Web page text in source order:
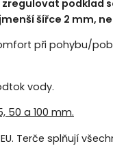
zregulovat podklad
šířce 2 mm,
při pohybu/
vody.
50 a 100 mm.
Terče splňují